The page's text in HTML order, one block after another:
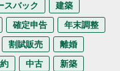
スバック
建築
確定申告
年末調整
割賦販売
離婚
中古
新築